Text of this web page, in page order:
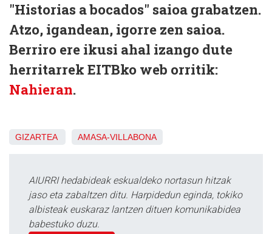
"Historias a bocados" saioa grabatzen.
Atzo, igandean, igorre zen saioa.
Berriro ere ikusi ahal izango dute
herritarrek EITBko web orritik:
Nahieran.
GIZARTEA AMASA-VILLABONA
AIURRI hedabideak eskualdeko nortasun hitzak
jaso eta zabaltzen ditu. Harpidedun eginda, tokiko
albisteak euskaraz lantzen dituen komunikabidea
babestuko duzu.